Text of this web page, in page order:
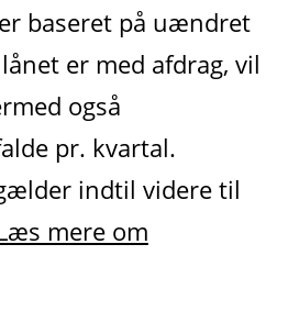
baseret på uændret
er med afdrag, vil
også
pr. kvartal.
indtil videre til
mere om